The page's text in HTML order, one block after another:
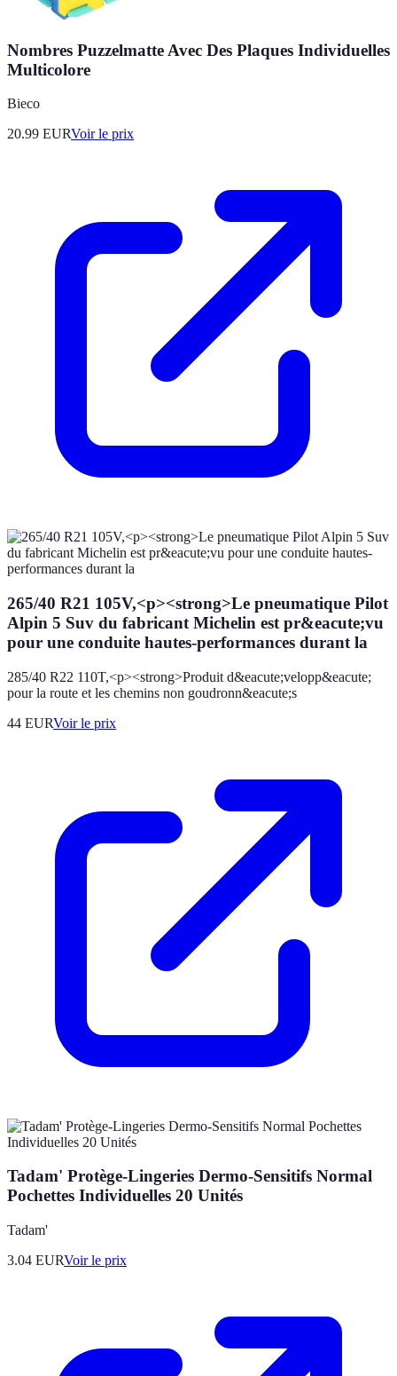
Nombres Puzzelmatte Avec Des Plaques Individuelles
Multicolore
Bieco
20.99 EURVoir le prix
265/40 R21 105V,<p><strong>Le pneumatique Pilot
Alpin 5 Suv du fabricant Michelin est pr&eacute;vu
pour une conduite hautes-performances durant la
285/40 R22 110T,<p><strong>Produit d&eacute;velopp&eacute;
pour la route et les chemins non goudronn&eacute;s
44 EURVoir le prix
Tadam' Protège-Lingeries Dermo-Sensitifs Normal
Pochettes Individuelles 20 Unités
Tadam'
3.04 EURVoir le prix